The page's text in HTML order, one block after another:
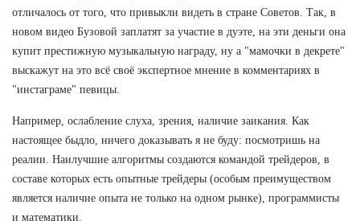
отличалось от того, что привыкли видеть в стране Советов. Так, в
новом видео Бузовой заплатят за участие в дуэте, на эти деньги она
купит престижную музыкальную награду, ну а "мамочки в декрете"
выскажут на это всё своё экспертное мнение в комментариях в
"инстаграме" певицы.
Например, ослабление слуха, зрения, наличие заикания. Как
настоящее быдло, ничего доказывать я не буду: посмотришь на
реалии. Наилучшие алгоритмы создаются командой трейдеров, в
составе которых есть опытные трейдеры (особым преимуществом
является наличие опыта не только на одном рынке), программисты
и математики.